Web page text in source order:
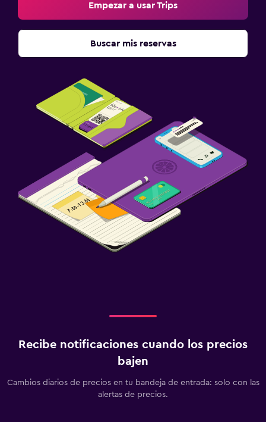
Empezar a usar Trips
Buscar mis reservas
Recibe notificaciones cuando los precios
bajen
Cambios diarios de precios en tu bandeja de entrada: solo con las
alertas de precios.